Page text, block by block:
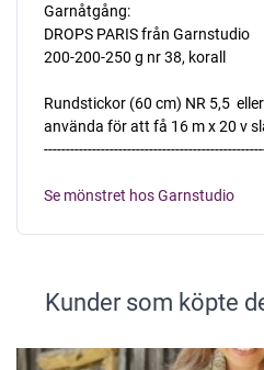
Garnåtgång:
DROPS PARIS från Garnstudio
200-200-250 g nr 38, korall
Rundstickor (60 cm) NR 5,5 
använda för att få 16 m x 20 v
Se mönstret hos Garnstudio
Kunder som köpte